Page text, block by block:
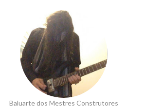
Baluarte dos Mestres Construtores